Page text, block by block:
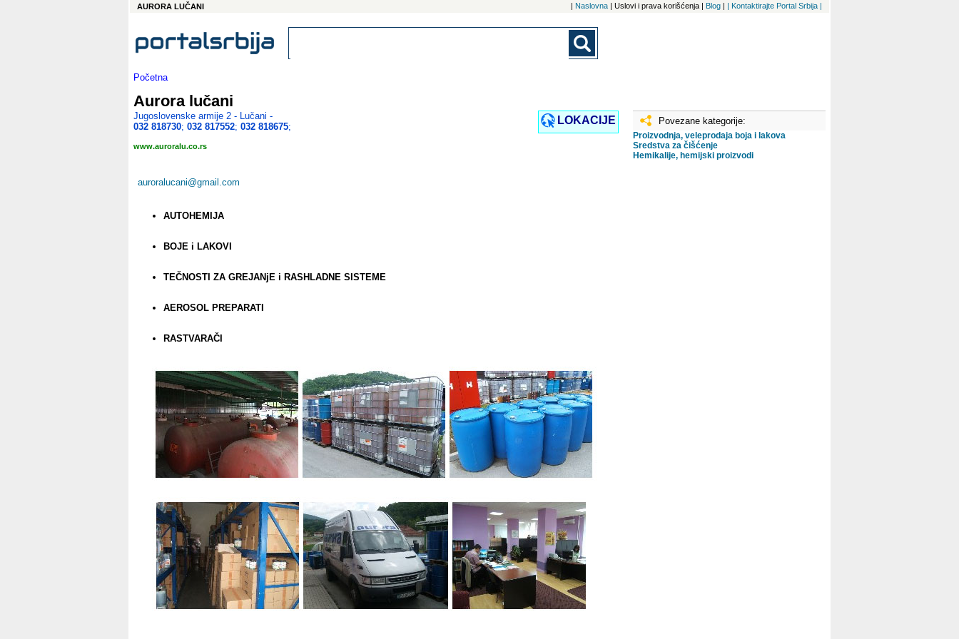
AURORA LUČANI | Naslovna | Uslovi i prava korišćenja | Blog | | Kontaktirajte Portal Srbija |
Početna
Aurora lučani
auroralucani@gmail.com
AUTOHEMIJA
BOJE i LAKOVI
TEČNOSTI ZA GREJANjE i RASHLADNE SISTEME
AEROSOL PREPARATI
RASTVARAČI
Jugoslovenske armije 2 - Lučani -
032 818730; 032 817552; 032 818675;
LOKACIJE
www.auroralu.co.rs
Povezane kategorije:
Proizvodnja, veleprodaja boja i lakova
Sredstva za čišćenje
Hemikalije, hemijski proizvodi